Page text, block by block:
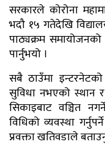
सरकारले कोरोना
भदौ १५ गतेदेखि
पाठ्यक्रम
पार्नुभयो ।
सबै ठाउँमा
सुविधा नभएको स्थान
सिकाइबाट वञ्चित
विधिको व्यवस्था
प्रवक्ता खतिवडाले